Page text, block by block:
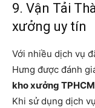
9. Vận Tải
xưởng uy tín
Với nhiều dịch vụ
Hưng được đánh
kho xưởng TPHCM
Khi sử dụng dịch